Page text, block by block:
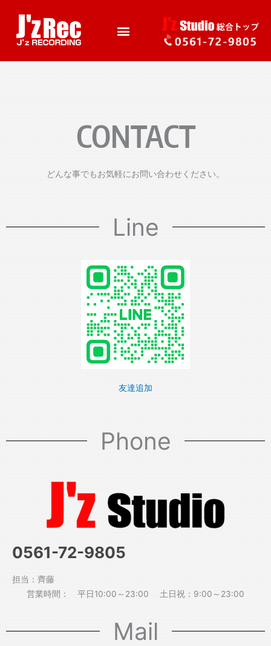
CONTACT
どんな事でもお気軽にお問い合わせください。
Line
友達追加
Phone
0561-72-9805
担当：齊藤
営業時間： 平日10:00～23:00 土日祝：9:00～23:00
Mail